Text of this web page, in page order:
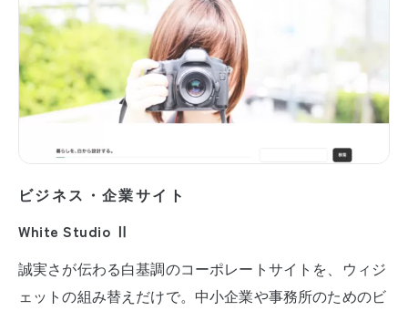
ビジネス・企業サイト
White Studio Ⅱ
誠実さが伝わる白基調のコーポレートサイトを、ウィジ
ェットの組み替えだけで。中小企業や事務所のためのビ